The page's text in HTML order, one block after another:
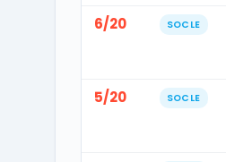
6/20 SOCLE
5/20 SOCLE